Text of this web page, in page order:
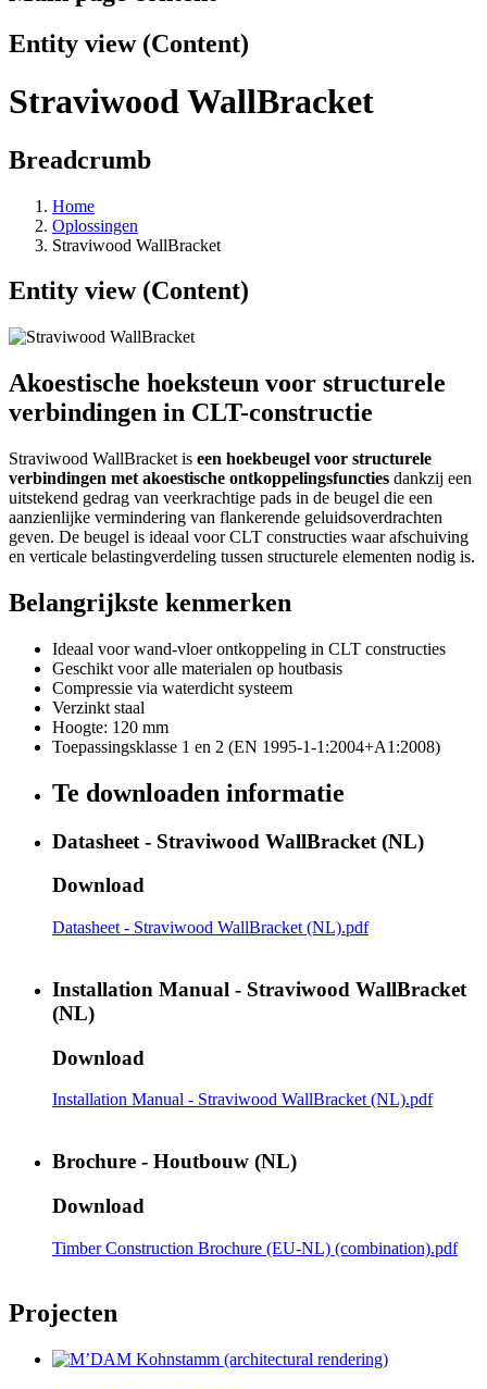
Entity view (Content)
Straviwood WallBracket
Breadcrumb
Home
Oplossingen
Straviwood WallBracket
Entity view (Content)
Akoestische hoeksteun voor structurele
verbindingen in CLT-constructie
Straviwood WallBracket is een hoekbeugel voor structurele
verbindingen met akoestische ontkoppelingsfuncties dankzij een
uitstekend gedrag van veerkrachtige pads in de beugel die een
aanzienlijke vermindering van flankerende geluidsoverdrachten
geven. De beugel is ideaal voor CLT constructies waar afschuiving
en verticale belastingverdeling tussen structurele elementen nodig is.
Belangrijkste kenmerken
Ideaal voor wand-vloer ontkoppeling in CLT constructies
Geschikt voor alle materialen op houtbasis
Compressie via waterdicht systeem
Verzinkt staal
Hoogte: 120 mm
Toepassingsklasse 1 en 2 (EN 1995-1-1:2004+A1:2008)
Te downloaden informatie
Datasheet - Straviwood WallBracket (NL)
Download
Datasheet - Straviwood WallBracket (NL).pdf
Installation Manual - Straviwood WallBracket
(NL)
Download
Installation Manual - Straviwood WallBracket (NL).pdf
Brochure - Houtbouw (NL)
Download
Timber Construction Brochure (EU-NL) (combination).pdf
Projecten